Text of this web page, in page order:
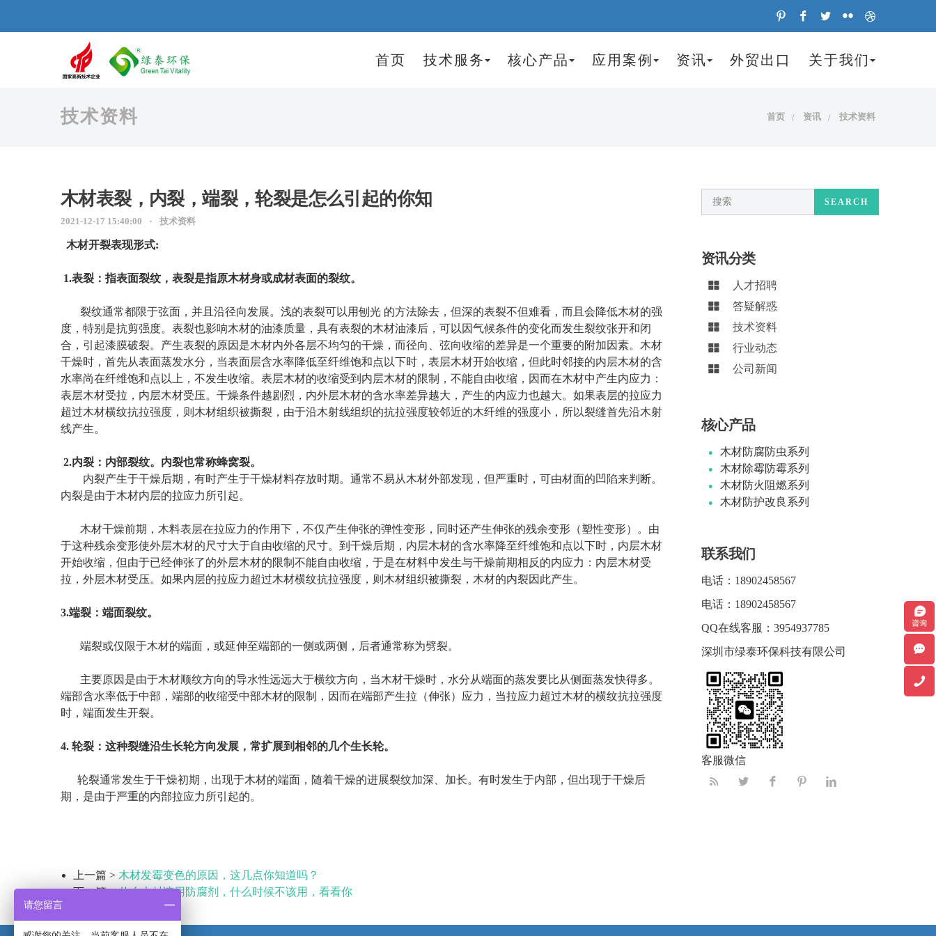
首页 技术服务 核心产品 应用案例 资讯 外贸出口 关于我们
技术资料 首页 资讯 技术资料
木材表裂，内裂，端裂，轮裂是怎么引起的你知
2021-12-17 15:40:00 技术资料
木材开裂表现形式:
1.表裂：指表面裂纹，表裂是指原木材身或成材表面的裂纹。
裂纹通常都限于弦面，并且沿径向发展。浅的表裂可以用刨光 的方法除去，但深的表裂不但难看，而且会降低木材的强
度，特别是抗剪强度。表裂也影响木材的油漆质量，具有表裂的木材油漆后，可以因气候条件的变化而发生裂纹张开和闭
合，引起漆膜破裂。产生表裂的原因是木材内外各层不均匀的干燥，而径向、弦向收缩的差异是一个重要的附加因素。木材
干燥时，首先从表面蒸发水分，当表面层含水率降低至纤维饱和点以下时，表层木材开始收缩，但此时邻接的内层木材的含
水率尚在纤维饱和点以上，不发生收缩。表层木材的收缩受到内层木材的限制，不能自由收缩，因而在木材中产生内应力：
表层木材受拉，内层木材受压。干燥条件越剧烈，内外层木材的含水率差异越大，产生的内应力也越大。如果表层的拉应力
超过木材横纹抗拉强度，则木材组织被撕裂，由于沿木射线组织的抗拉强度较邻近的木纤维的强度小，所以裂缝首先沿木射
线产生。
2.内裂：内部裂纹。内裂也常称蜂窝裂。
内裂产生于干燥后期，有时产生于干燥材料存放时期。通常不易从木材外部发现，但严重时，可由材面的凹陷来判断。
内裂是由于木材内层的拉应力所引起。
木材干燥前期，木料表层在拉应力的作用下，不仅产生伸张的弹性变形，同时还产生伸张的残余变形（塑性变形）。由
于这种残余变形使外层木材的尺寸大于自由收缩的尺寸。到干燥后期，内层木材的含水率降至纤维饱和点以下时，内层木材
开始收缩，但由于已经伸张了的外层木材的限制不能自由收缩，于是在材料中发生与干燥前期相反的内应力：内层木材受
拉，外层木材受压。如果内层的拉应力超过木材横纹抗拉强度，则木材组织被撕裂，木材的内裂因此产生。
3.端裂：端面裂纹。
端裂或仅限于木材的端面，或延伸至端部的一侧或两侧，后者通常称为劈裂。
主要原因是由于木材顺纹方向的导水性远远大于横纹方向，当木材干燥时，水分从端面的蒸发要比从侧面蒸发快得多。
端部含水率低于中部，端部的收缩受中部木材的限制，因而在端部产生拉（伸张）应力，当拉应力超过木材的横纹抗拉强度
时，端面发生开裂。
4. 轮裂：这种裂缝沿生长轮方向发展，常扩展到相邻的几个生长轮。
轮裂通常发生于干燥初期，出现于木材的端面，随着干燥的进展裂纹加深、加长。有时发生于内部，但出现于干燥后
期，是由于严重的内部拉应力所引起的。
上一篇 > 木材发霉变色的原因，这几点你知道吗？
下一篇 > 什么木材该用防腐剂，什么时候不该用，看看你
SEARCH
资讯分类
人才招聘
答疑解惑
技术资料
行业动态
公司新闻
核心产品
木材防腐防虫系列
木材除霉防霉系列
木材防火阻燃系列
木材防护改良系列
联系我们
电话： 18902458567
电话： 18902458567
QQ在线客服： 3954937785
深圳市绿泰环保科技有限公司
客服微信
请您留言